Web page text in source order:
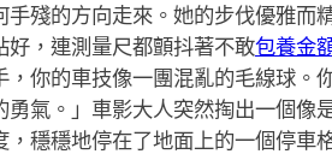
手殘的方向走來。她的步伐優雅而
好，連測量尺都顫抖著不敢包養金
，你的車技像一團混亂的毛線球
勇氣。」車影大人突然掏出一個
，穩穩地停在了地面上的一個停